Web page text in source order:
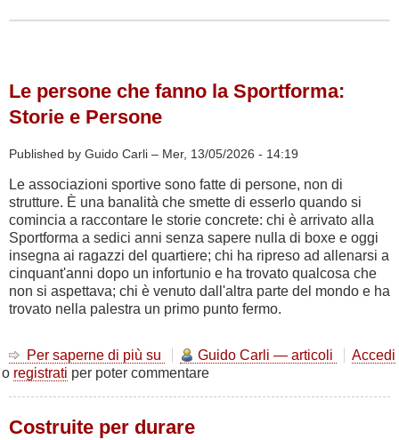
Le persone che fanno la Sportforma:
Storie e Persone
Published by Guido Carli – Mer, 13/05/2026 - 14:19
Le associazioni sportive sono fatte di persone, non di
strutture. È una banalità che smette di esserlo quando si
comincia a raccontare le storie concrete: chi è arrivato alla
Sportforma a sedici anni senza sapere nulla di boxe e oggi
insegna ai ragazzi del quartiere; chi ha ripreso ad allenarsi a
cinquant'anni dopo un infortunio e ha trovato qualcosa che
non si aspettava; chi è venuto dall'altra parte del mondo e ha
trovato nella palestra un primo punto fermo.
Per saperne di più su
persone
la
Guido Carli — articoli
Accedi
o registrati per poter commentare
Costruite per durare